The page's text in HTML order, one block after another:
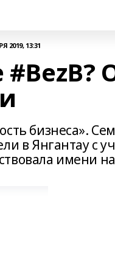
2019, 13:31
#BezB?
бизнеса».
в Янгантау с
имени